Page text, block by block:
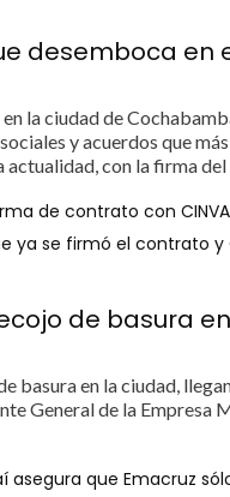
desemboca en
la ciudad de
y acuerdos que
actualidad, con la firma
de contrato con
ya se firmó el contrato y
de basura
basura en la ciudad,
General de la Empresa
asegura que Emacruz